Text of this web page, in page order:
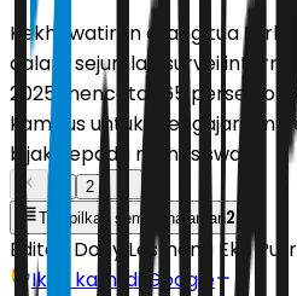
Kekhawatiran orang tua
dalam sejumlah survei
2025 mencatat 65 persen
kampus untuk mengajarkan
bijak kepada mahasiswa.
2
Tampilkan semua halaman2
Editor: Dony Lesmana Eko
Ikuti kami di Google